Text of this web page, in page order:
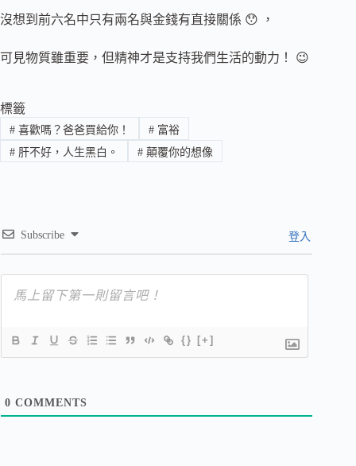
沒想到前六名中只有兩名與金錢有直接關係 😯 ，
可見物質雖重要，但精神才是支持我們生活的動力！ 😉
標籤
#喜歡嗎？爸爸買給你！ #富裕
#肝不好，人生黑白。 #顛覆你的想像
Subscribe 登入
{} [+]
0 COMMENTS